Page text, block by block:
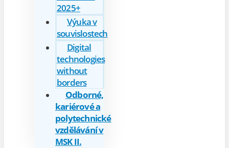
2025+
Výuka v
souvislostech
Digital
technologies
without
borders
Odborné,
kariérové a
polytechnické
vzdělávání v
MSK II.